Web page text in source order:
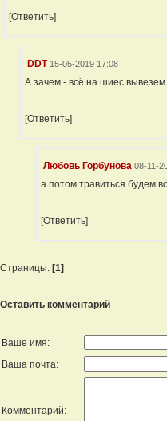
[Ответить]
DDT 15-05-2019 17:08
А зачем - всё на шиес
[Ответить]
Любовь Горбунова 08-11-
а потом травиться будем
[Ответить]
Страницы: [1]
Оставить комментарий
Ваше имя:
Ваша почта:
Комментарий: